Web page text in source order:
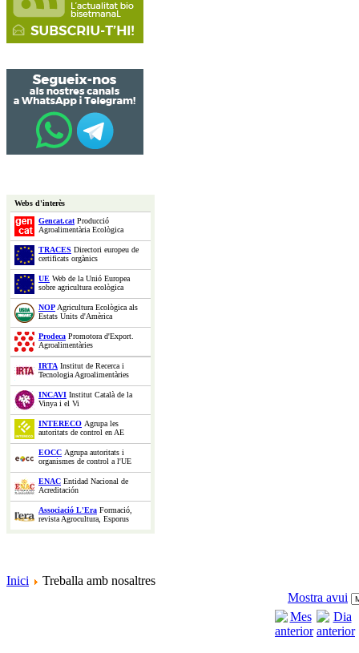
Webs d'interès
Gencat.catProducció
Agroalimentària Ecològica
TRACES Directori europeu de
certificats orgànics
UE Web de la Unió Europea
sobre agricultura ecològica
NOPAgricultura Ecològica als
Estats Units d'Amèrica
Prodeca Promotora d'Export.
Agroalimentàries
IRTA Institut de Recerca i
Tecnologia Agroalimentàries
INCAVI Institut Català de la
Vinya i el Vi
INTERECO Agrupa les
autoritats de control en AE
EOCC Agrupa autoritats i
organismes de control a l'UE
ENAC Entidad Nacional de
Acreditación
Associació L'Era Formació,
revista Agrocultura, Esporus
Inici
Treballa amb nosaltres
Mostra avui